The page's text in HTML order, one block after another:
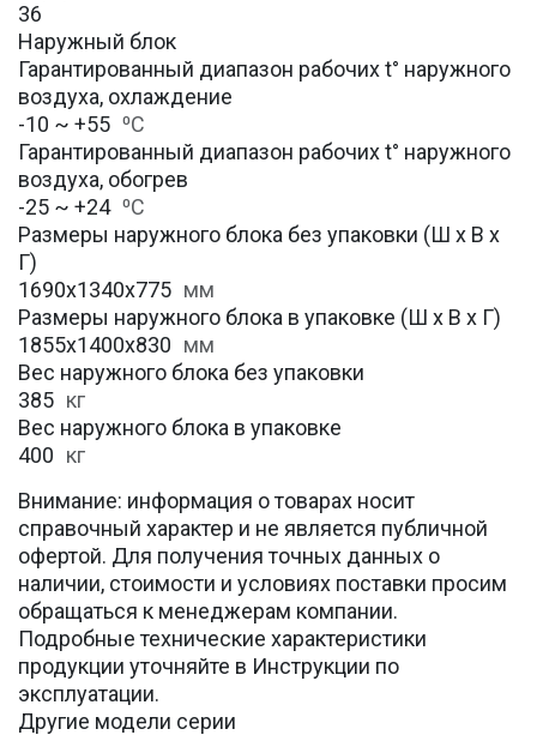
36
Наружный блок
Гарантированный диапазон рабочих t° наружного
воздуха, охлаждение
-10 ~ +55 ⁰С
Гарантированный диапазон рабочих t° наружного
воздуха, обогрев
-25 ~ +24 ⁰С
Размеры наружного блока без упаковки (Ш х В х
Г)
1690х1340х775 мм
Размеры наружного блока в упаковке (Ш х В х Г)
1855х1400х830 мм
Вес наружного блока без упаковки
385 кг
Вес наружного блока в упаковке
400 кг
Внимание: информация о товарах носит
справочный характер и не является публичной
офертой. Для получения точных данных о
наличии, стоимости и условиях поставки просим
обращаться к менеджерам компании.
Подробные технические характеристики
продукции уточняйте в Инструкции по
эксплуатации.
Другие модели серии